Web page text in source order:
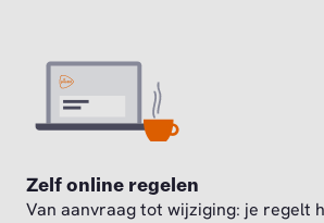
Zelf online regelen
Van aanvraag tot wijziging: je regelt